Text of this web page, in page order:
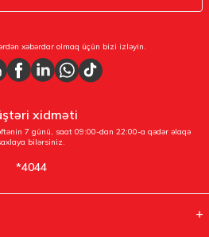
xəbərdar olmaq üçün bizi izləyin.
xidməti
7 günü, saat 09:00-dan 22:00-a qədər əlaqə
bilərsiniz.
*4044